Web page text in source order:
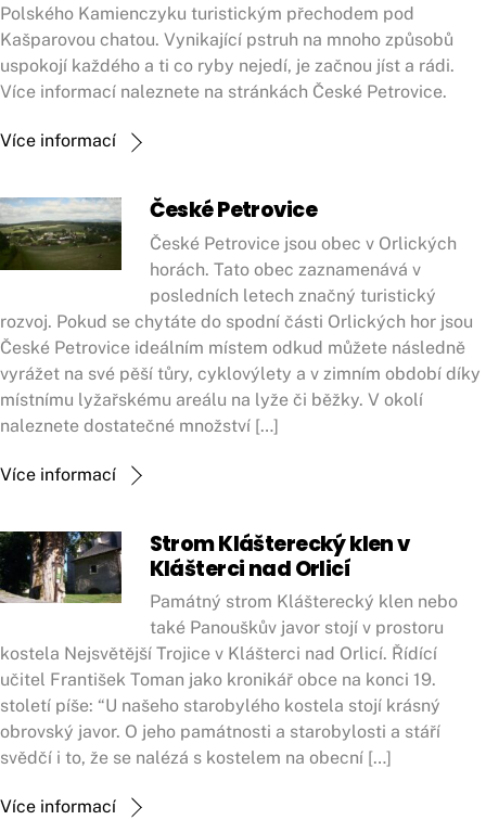
Polského Kamienczyku turistickým přechodem pod
Kašparovou chatou. Vynikající pstruh na mnoho způsobů
uspokojí každého a ti co ryby nejedí, je začnou jíst a rádi.
Více informací naleznete na stránkách České Petrovice.
Více informací
České Petrovice
České Petrovice jsou obec v Orlických
horách. Tato obec zaznamenává v
posledních letech značný turistický
rozvoj. Pokud se chytáte do spodní části Orlických hor jsou
České Petrovice ideálním místem odkud můžete následně
vyrážet na své pěší tůry, cyklovýlety a v zimním období díky
místnímu lyžařskému areálu na lyže či běžky. V okolí
naleznete dostatečné množství […]
Více informací
Strom Klášterecký klen v
Klášterci nad Orlicí
Památný strom Klášterecký klen nebo
také Panouškův javor stojí v prostoru
kostela Nejsvětější Trojice v Klášterci nad Orlicí. Řídící
učitel František Toman jako kronikář obce na konci 19.
století píše: “U našeho starobylého kostela stojí krásný
obrovský javor. O jeho památnosti a starobylosti a stáří
svědčí i to, že se nalézá s kostelem na obecní […]
Více informací